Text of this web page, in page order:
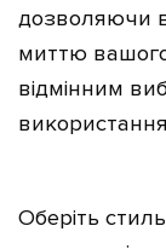
дозволяючи
миттю
відмінним
Оберіть